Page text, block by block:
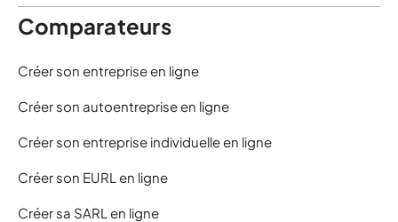
Comparateurs
Créer son entreprise en ligne
Créer son autoentreprise en ligne
Créer son entreprise individuelle en ligne
Créer son EURL en ligne
Créer sa SARL en ligne